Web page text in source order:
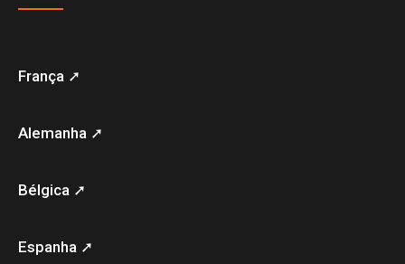
França ➚
Alemanha ➚
Bélgica ➚
Espanha ➚